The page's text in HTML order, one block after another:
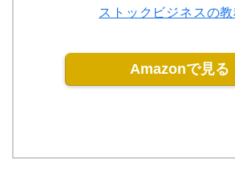
ストックビジネスの
Amazonで見る